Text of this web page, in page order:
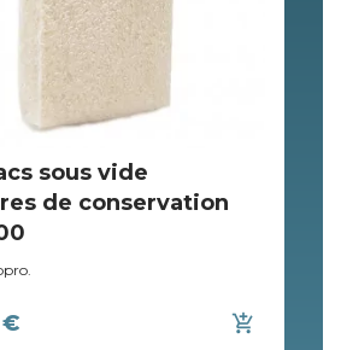
sous vide
de conservation
€ add_shopping_cart